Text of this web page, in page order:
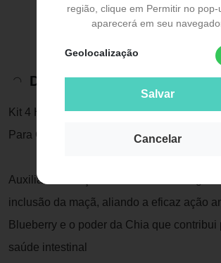
região, clique em Permitir no pop-
aparecerá em seu
Geolocalização
Salvar
Cancelar
Descrição do Produto
Kit 4 Hana Natural Life Maçã Blueberry
Para Cães Adultos
Auxilia no reforço do sistema imunológico
inclusão da maçã, aliando a eficaz ação
Blueberry e o poder da Chia que contribui
saúde intestinal